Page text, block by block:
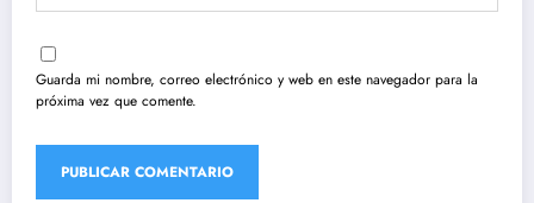
Guarda mi nombre, correo electrónico y web en este navegador para la
próxima vez que comente.